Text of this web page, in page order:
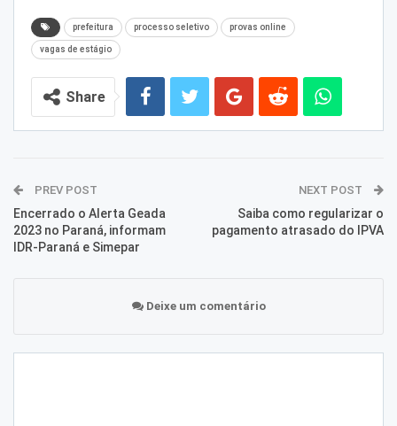
prefeitura processo seletivo provas online
vagas de estágio
Share
PREV POST
Encerrado o Alerta Geada
2023 no Paraná, informam
IDR-Paraná e Simepar
NEXT POST
Saiba como regularizar o
pagamento atrasado do IPVA
Deixe um comentário